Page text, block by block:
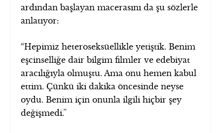
ardından başlayan macerasını da şu sözlerle
anlatıyor:
“Hepimiz heteroseksüellikle yetiştik. Benim
eşcinselliğe dair bilgim filmler ve edebiyat
aracılığıyla olmuştu. Ama onu hemen kabul
ettim. Çünkü iki dakika öncesinde neyse
oydu. Benim için onunla ilgili hiçbir şey
değişmedi.”